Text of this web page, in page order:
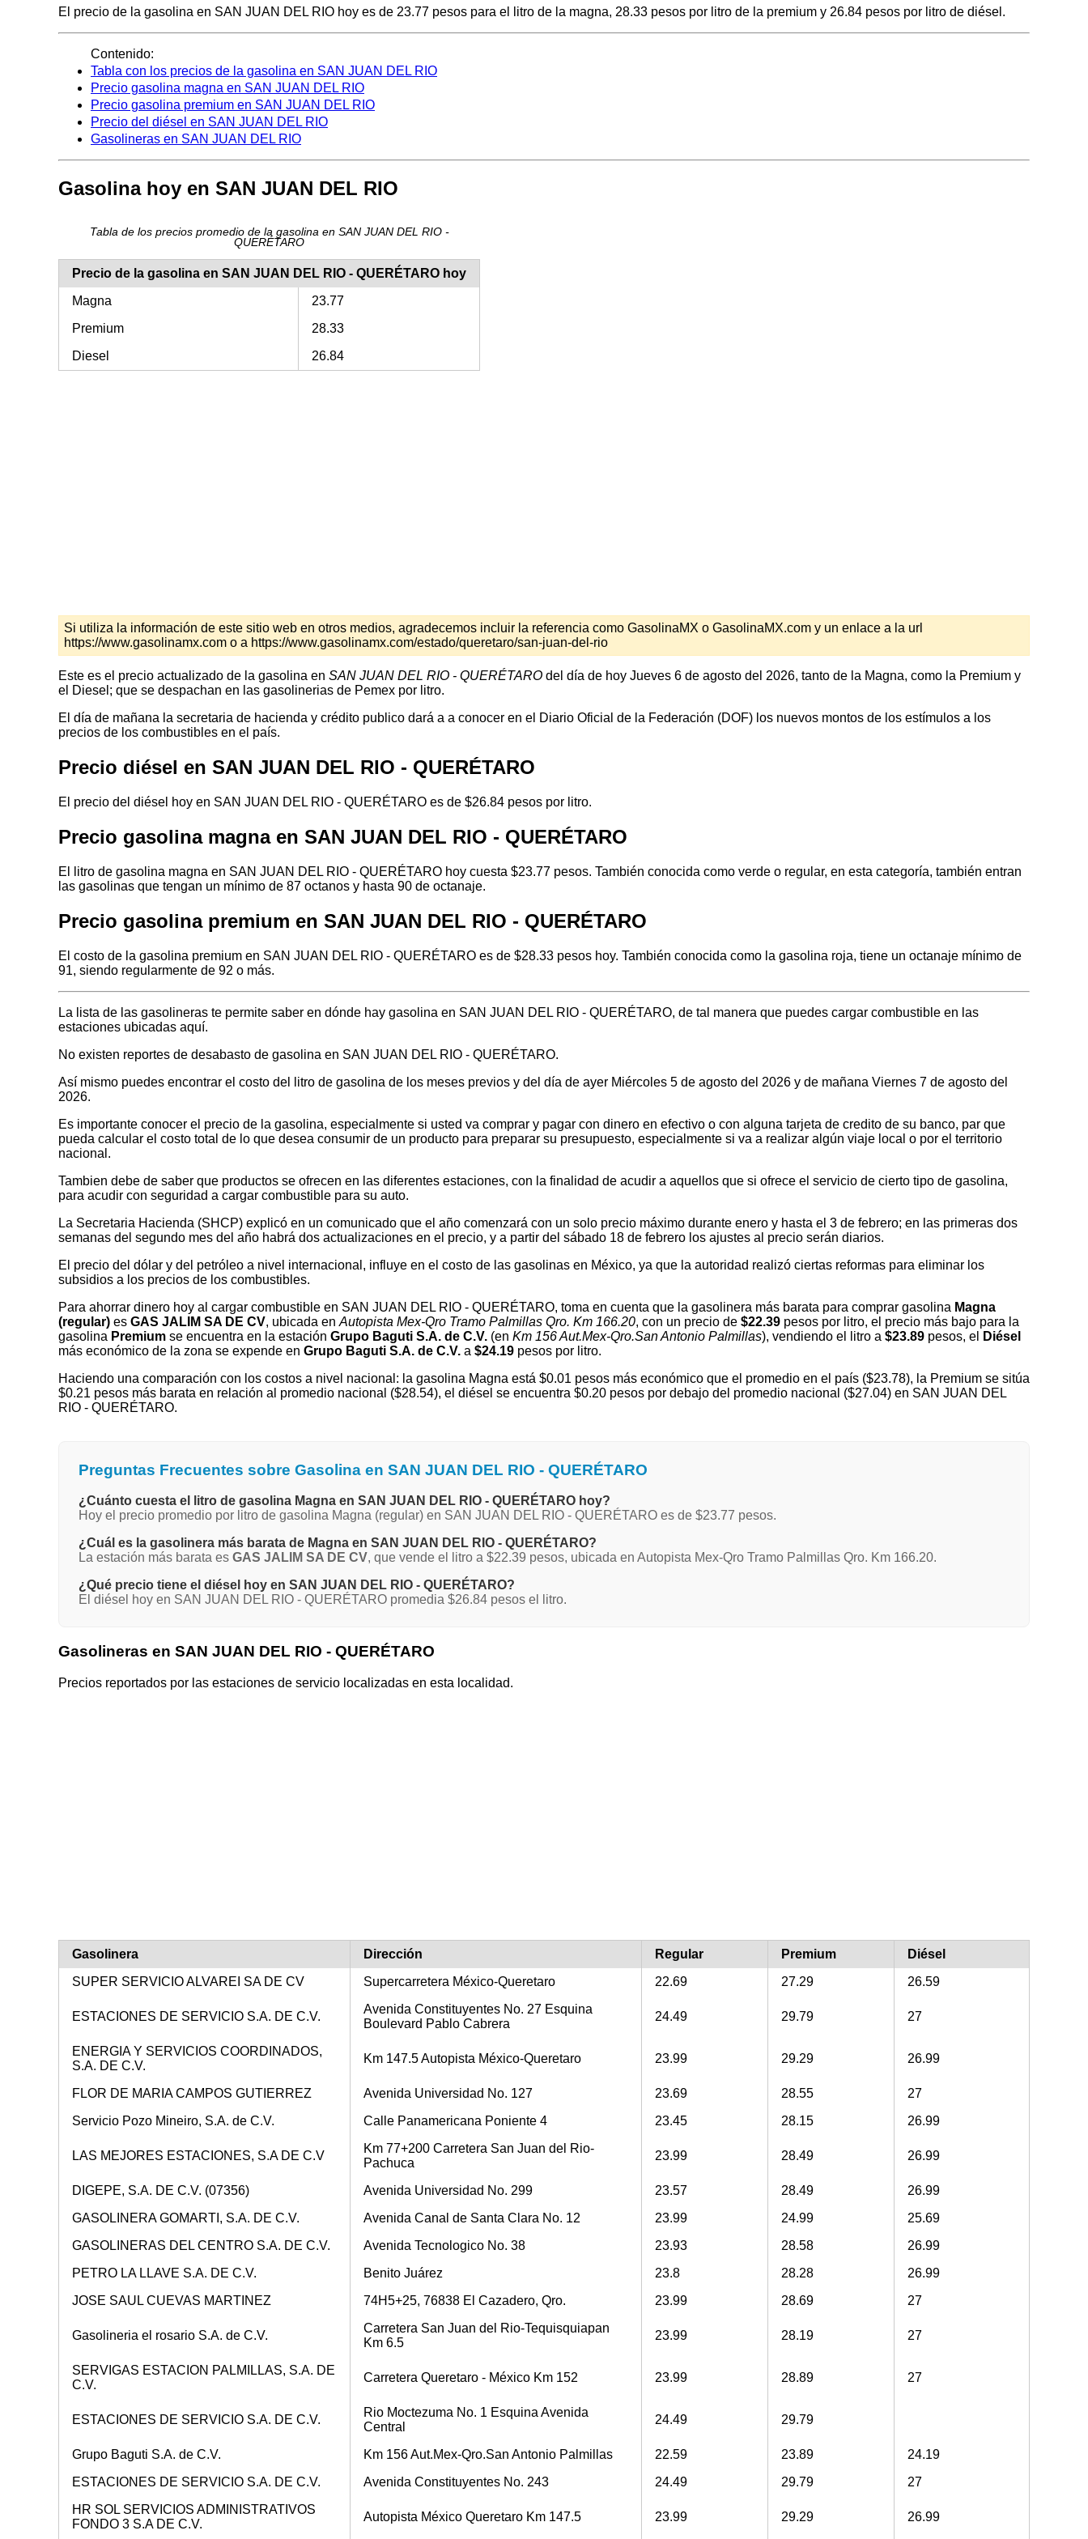
El precio de la gasolina en SAN JUAN DEL RIO hoy es de 23.77 pesos para el litro de la magna, 28.33 pesos por litro de la premium y 26.84 pesos por litro de diésel.
Contenido:
Tabla con los precios de la gasolina en SAN JUAN DEL RIO
Precio gasolina magna en SAN JUAN DEL RIO
Precio gasolina premium en SAN JUAN DEL RIO
Precio del diésel en SAN JUAN DEL RIO
Gasolineras en SAN JUAN DEL RIO
Gasolina hoy en SAN JUAN DEL RIO
Tabla de los precios promedio de la gasolina en SAN JUAN DEL RIO -
QUERÉTARO
Precio de la gasolina en SAN JUAN DEL RIO - QUERÉTARO hoy
Magna
23.77
Premium
28.33
Diesel
26.84
Si utiliza la información de este sitio web en otros medios, agradecemos incluir la referencia como GasolinaMX o GasolinaMX.com y un enlace a la url
https://www.gasolinamx.com o a https://www.gasolinamx.com/estado/queretaro/san-juan-del-rio
Este es el precio actualizado de la gasolina en SAN JUAN DEL RIO - QUERÉTARO del día de hoy Jueves 6 de agosto del 2026, tanto de la Magna, como la Premium y
el Diesel; que se despachan en las gasolinerias de Pemex por litro.
El día de mañana la secretaria de hacienda y crédito publico dará a a conocer en el Diario Oficial de la Federación (DOF) los nuevos montos de los estímulos a los
precios de los combustibles en el país.
Precio diésel en SAN JUAN DEL RIO - QUERÉTARO
El precio del diésel hoy en SAN JUAN DEL RIO - QUERÉTARO es de $26.84 pesos por litro.
Precio gasolina magna en SAN JUAN DEL RIO - QUERÉTARO
El litro de gasolina magna en SAN JUAN DEL RIO - QUERÉTARO hoy cuesta $23.77 pesos. También conocida como verde o regular, en esta categoría, también entran
las gasolinas que tengan un mínimo de 87 octanos y hasta 90 de octanaje.
Precio gasolina premium en SAN JUAN DEL RIO - QUERÉTARO
El costo de la gasolina premium en SAN JUAN DEL RIO - QUERÉTARO es de $28.33 pesos hoy. También conocida como la gasolina roja, tiene un octanaje mínimo de
91, siendo regularmente de 92 o más.
La lista de las gasolineras te permite saber en dónde hay gasolina en SAN JUAN DEL RIO - QUERÉTARO, de tal manera que puedes cargar combustible en las
estaciones ubicadas aquí.
No existen reportes de desabasto de gasolina en SAN JUAN DEL RIO - QUERÉTARO.
Así mismo puedes encontrar el costo del litro de gasolina de los meses previos y del día de ayer Miércoles 5 de agosto del 2026 y de mañana Viernes 7 de agosto del
2026.
Es importante conocer el precio de la gasolina, especialmente si usted va comprar y pagar con dinero en efectivo o con alguna tarjeta de credito de su banco, par que
pueda calcular el costo total de lo que desea consumir de un producto para preparar su presupuesto, especialmente si va a realizar algún viaje local o por el territorio
nacional.
Tambien debe de saber que productos se ofrecen en las diferentes estaciones, con la finalidad de acudir a aquellos que si ofrece el servicio de cierto tipo de gasolina,
para acudir con seguridad a cargar combustible para su auto.
La Secretaria Hacienda (SHCP) explicó en un comunicado que el año comenzará con un solo precio máximo durante enero y hasta el 3 de febrero; en las primeras dos
semanas del segundo mes del año habrá dos actualizaciones en el precio, y a partir del sábado 18 de febrero los ajustes al precio serán diarios.
El precio del dólar y del petróleo a nivel internacional, influye en el costo de las gasolinas en México, ya que la autoridad realizó ciertas reformas para eliminar los
subsidios a los precios de los combustibles.
Para ahorrar dinero hoy al cargar combustible en SAN JUAN DEL RIO - QUERÉTARO, toma en cuenta que la gasolinera más barata para comprar gasolina Magna
(regular) es GAS JALIM SA DE CV, ubicada en Autopista Mex-Qro Tramo Palmillas Qro. Km 166.20, con un precio de $22.39 pesos por litro, el precio más bajo para la
gasolina Premium se encuentra en la estación Grupo Baguti S.A. de C.V. (en Km 156 Aut.Mex-Qro.San Antonio Palmillas), vendiendo el litro a $23.89 pesos, el
Diésel
más económico de la zona se expende en Grupo Baguti S.A. de C.V. a $24.19 pesos por litro.
Haciendo una comparación con los costos a nivel nacional: la gasolina Magna está $0.01 pesos más económico que el promedio en el país ($23.78), la Premium se sitúa
$0.21 pesos más barata en relación al promedio nacional ($28.54), el diésel se encuentra $0.20 pesos por debajo del promedio nacional ($27.04) en SAN JUAN DEL
RIO - QUERÉTARO.
Preguntas Frecuentes sobre Gasolina en SAN JUAN DEL RIO - QUERÉTARO
¿Cuánto cuesta el litro de gasolina Magna en SAN JUAN DEL RIO - QUERÉTARO hoy?
Hoy el precio promedio por litro de gasolina Magna (regular) en SAN JUAN DEL RIO - QUERÉTARO es de $23.77 pesos.
¿Cuál es la gasolinera más barata de Magna en SAN JUAN DEL RIO - QUERÉTARO?
La estación más barata es GAS JALIM SA DE CV, que vende el litro a $22.39 pesos, ubicada en Autopista Mex-Qro Tramo Palmillas Qro. Km 166.20.
¿Qué precio tiene el diésel hoy en SAN JUAN DEL RIO - QUERÉTARO?
El diésel hoy en SAN JUAN DEL RIO - QUERÉTARO promedia $26.84 pesos el litro.
Gasolineras en SAN JUAN DEL RIO - QUERÉTARO
Precios reportados por las estaciones de servicio localizadas en esta localidad.
Gasolinera Dirección Regular Premium
Diésel
SUPER SERVICIO ALVAREI SA DE CV
Supercarretera México-Queretaro 22.69 27.29 26.59
ESTACIONES DE SERVICIO S.A. DE C.V.
Avenida Constituyentes No. 27 Esquina
Boulevard Pablo Cabrera
24.49 29.79 27
ENERGIA Y SERVICIOS COORDINADOS,
S.A. DE C.V.
Km 147.5 Autopista México-Queretaro 23.99 29.29 26.99
FLOR DE MARIA CAMPOS GUTIERREZ Avenida Universidad No. 127 23.69 28.55
27
Servicio Pozo Mineiro, S.A. de C.V.
Calle Panamericana Poniente 4 23.45 28.15 26.99
LAS MEJORES ESTACIONES, S.A DE C.V
Km 77+200 Carretera San Juan del Rio-
Pachuca
23.99 28.49 26.99
DIGEPE, S.A. DE C.V. (07356) Avenida Universidad No. 299 23.57 28.49
26.99
GASOLINERA GOMARTI, S.A. DE C.V.
Avenida Canal de Santa Clara No. 12 23.99 24.99
25.69
GASOLINERAS DEL CENTRO S.A. DE C.V.
Avenida Tecnologico No. 38 23.93 28.58
26.99
PETRO LA LLAVE S.A. DE C.V.
Benito Juárez 23.8 28.28
26.99
JOSE SAUL CUEVAS MARTINEZ
74H5+25, 76838 El Cazadero, Qro. 23.99 28.69 27
Gasolineria el rosario S.A. de C.V.
Carretera San Juan del Rio-Tequisquiapan
Km 6.5
23.99 28.19 27
SERVIGAS ESTACION PALMILLAS, S.A. DE
C.V.
Carretera Queretaro - México Km 152 23.99 28.89 27
ESTACIONES DE SERVICIO S.A. DE C.V.
Rio Moctezuma No. 1 Esquina Avenida
Central
24.49 29.79
Grupo Baguti S.A. de C.V. Km 156 Aut.Mex-Qro.San Antonio Palmillas 22.59 23.89
24.19
ESTACIONES DE SERVICIO S.A. DE C.V.
Avenida Constituyentes No. 243 24.49 29.79
27
HR SOL SERVICIOS ADMINISTRATIVOS
FONDO 3 S.A DE C.V.
Autopista México Queretaro Km 147.5 23.99 29.29 26.99